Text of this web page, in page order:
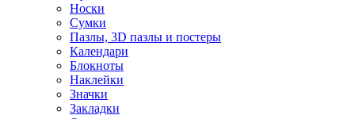
Носки
Сумки
Пазлы, 3D пазлы и постеры
Календари
Блокноты
Наклейки
Значки
Закладки